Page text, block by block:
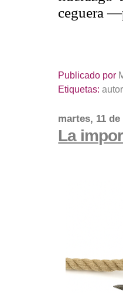
ceguera
Publicado por
Etiquetas:
martes, 11
La